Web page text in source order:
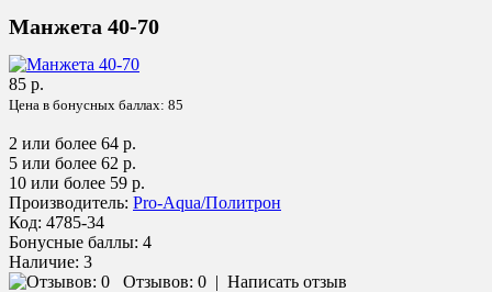
Манжета 40-70
85 р.
Цена в бонусных баллах: 85
2 или более 64 р.
5 или более 62 р.
10 или более 59 р.
Производитель: Pro-Aqua/Политрон
Код: 4785-34
Бонусные баллы: 4
Наличие: 3
Отзывов: 0 | Написать отзыв